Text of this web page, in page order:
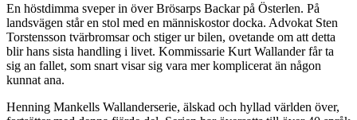
En höstdimma sveper in över Brösarps Backar på Österlen. På
landsvägen står en stol med en människostor docka. Advokat Sten
Torstensson tvärbromsar och stiger ur bilen, ovetande om att detta
blir hans sista handling i livet. Kommissarie Kurt Wallander får ta
sig an fallet, som snart visar sig vara mer komplicerat än någon
kunnat ana.
Henning Mankells Wallanderserie, älskad och hyllad världen över,